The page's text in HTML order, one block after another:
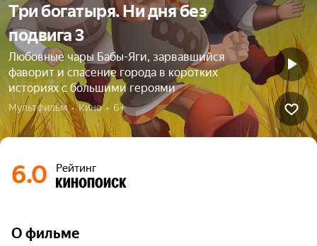
Три богатыря. Ни дня без
подвига 3
Любовные чары Бабы-Яги, зарвавшийся
фаворит и спасение города в коротких
историях с большими героями
Мультфильм  •  Кино  •  6+
6.0 Рейтинг
О фильме